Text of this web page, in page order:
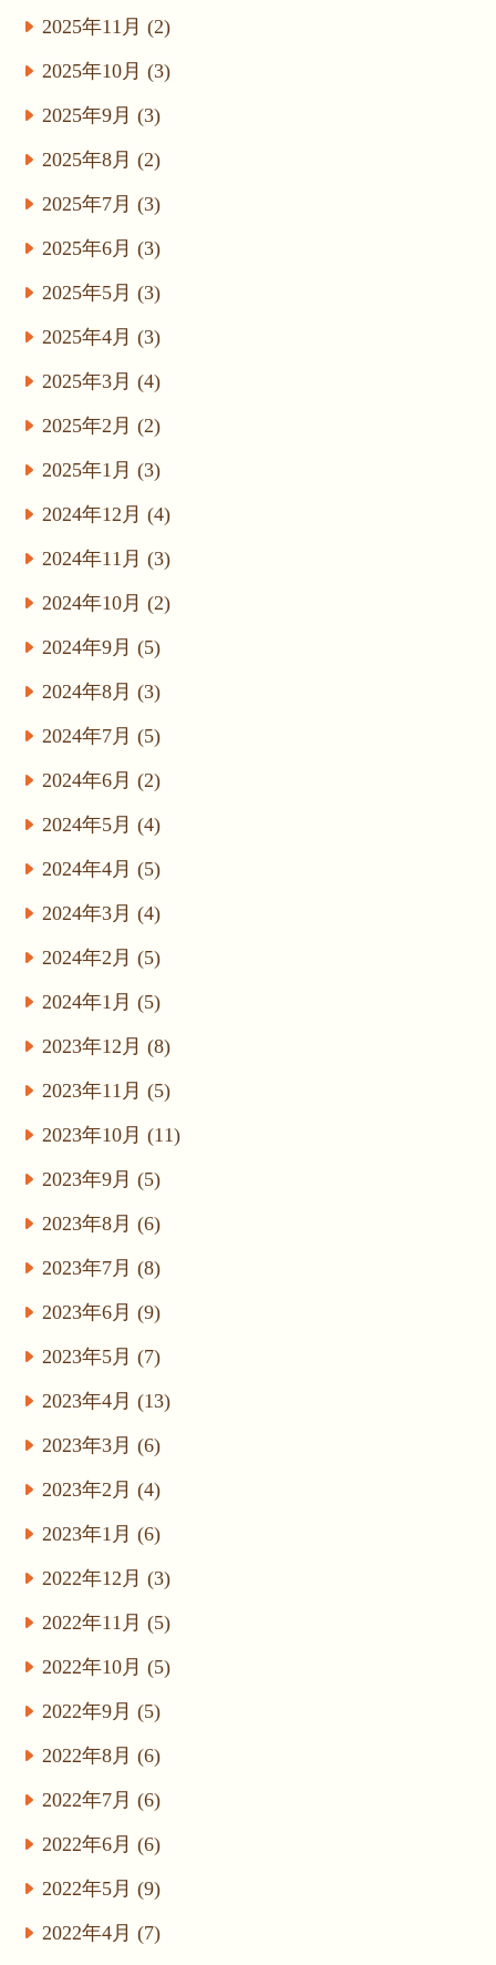
2025年11月 (2)
2025年10月 (3)
2025年9月 (3)
2025年8月 (2)
2025年7月 (3)
2025年6月 (3)
2025年5月 (3)
2025年4月 (3)
2025年3月 (4)
2025年2月 (2)
2025年1月 (3)
2024年12月 (4)
2024年11月 (3)
2024年10月 (2)
2024年9月 (5)
2024年8月 (3)
2024年7月 (5)
2024年6月 (2)
2024年5月 (4)
2024年4月 (5)
2024年3月 (4)
2024年2月 (5)
2024年1月 (5)
2023年12月 (8)
2023年11月 (5)
2023年10月 (11)
2023年9月 (5)
2023年8月 (6)
2023年7月 (8)
2023年6月 (9)
2023年5月 (7)
2023年4月 (13)
2023年3月 (6)
2023年2月 (4)
2023年1月 (6)
2022年12月 (3)
2022年11月 (5)
2022年10月 (5)
2022年9月 (5)
2022年8月 (6)
2022年7月 (6)
2022年6月 (6)
2022年5月 (9)
2022年4月 (7)